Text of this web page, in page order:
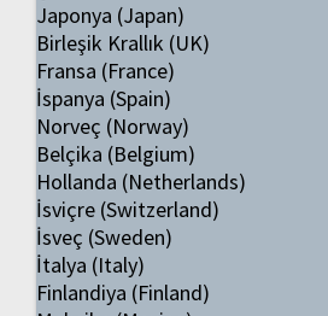
Japonya (Japan)
Birleşik Krallık (UK)
Fransa (France)
İspanya (Spain)
Norveç (Norway)
Belçika (Belgium)
Hollanda (Netherlands)
İsviçre (Switzerland)
İsveç (Sweden)
İtalya (Italy)
Finlandiya (Finland)